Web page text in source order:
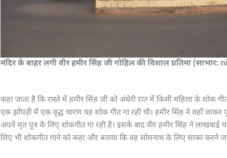
मंदिर के बाहर लगी वीर हमीर सिंह जी गोहिल की विशाल प्रतिमा
कहा जाता है कि रास्ते में हमीर सिंह जी को अंधेरी रात में किसी महिला के शोक
एक झोंपड़ी में एक वृद्ध चारण यह शोक गीत गा रही थी। हमीर सिंह ने वहाँ जाकर
अपने मृत पुत्र के लिए शोकगीत गा रही है। इसके बाद वीर हमीर सिंह ने लाखबाई
लिए भी शोकगीत गाने को कहा और बताया कि वह सोमनाथ के लिए साका करने